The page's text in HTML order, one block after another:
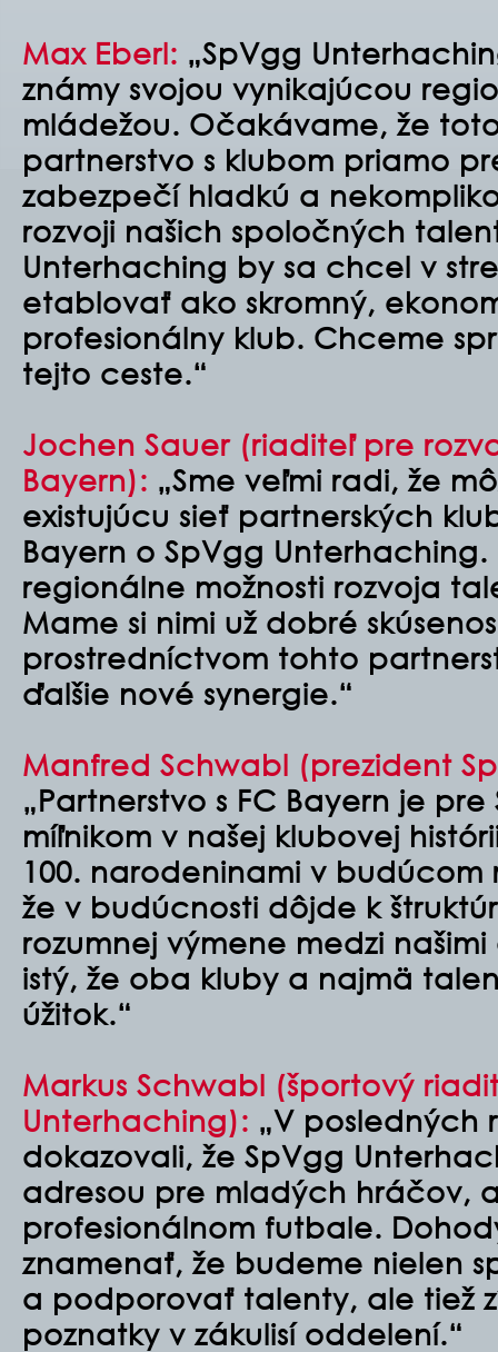
Max Eberl: „SpVgg
známy svojou vynikajúcou
mládežou. Očakávame, že
partnerstvo s klubom priamo
zabezpečí hladkú a
rozvoji našich spoločných
Unterhaching by sa chcel v
etablovať ako skromný,
profesionálny klub. Chceme
tejto ceste.“
Jochen Sauer (riaditeľ pre
Bayern): „Sme veľmi radi, že
existujúcu sieť partnerských
Bayern o SpVgg Unterhaching.
regionálne možnosti rozvoja
Mame si nimi už dobré
prostredníctvom tohto
ďalšie nové synergie.“
Manfred Schwabl (prezident
„Partnerstvo s FC Bayern je
míľnikom v našej klubovej
100. narodeninami v budúcom
že v budúcnosti dôjde k
rozumnej výmene medzi
istý, že oba kluby a najmä
úžitok.“
Markus Schwabl (športový
Unterhaching): „V posledných
dokazovali, že SpVgg
adresou pre mladých hráčov,
profesionálnom futbale.
znamenať, že budeme nielen
a podporovať talenty, ale tiež
poznatky v zákulisí oddelení.“